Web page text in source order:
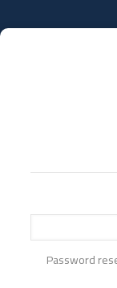
Password